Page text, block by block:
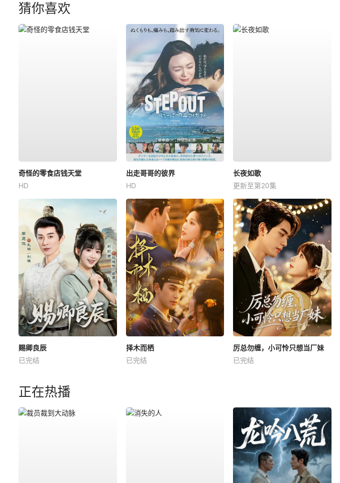
猜你喜欢
奇怪的零食店钱天堂
HD
出走哥哥的彼界
HD
长夜如歌
更新至第20集
赐卿良辰
已完结
择木而栖
已完结
厉总勿缠，小可怜只想当厂妹
已完结
正在热播